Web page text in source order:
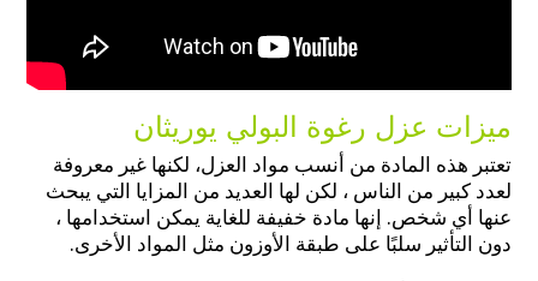
ميزات عزل رغوة البولي يوريثان
تعتبر هذه المادة من أنسب مواد العزل، لكنها غير معروفة
لعدد كبير من الناس ، لكن لها العديد من المزايا التي يبحث
عنها أي شخص. إنها مادة خفيفة للغاية يمكن استخدامها ،
دون التأثير سلبًا على طبقة الأوزون مثل المواد الأخرى.